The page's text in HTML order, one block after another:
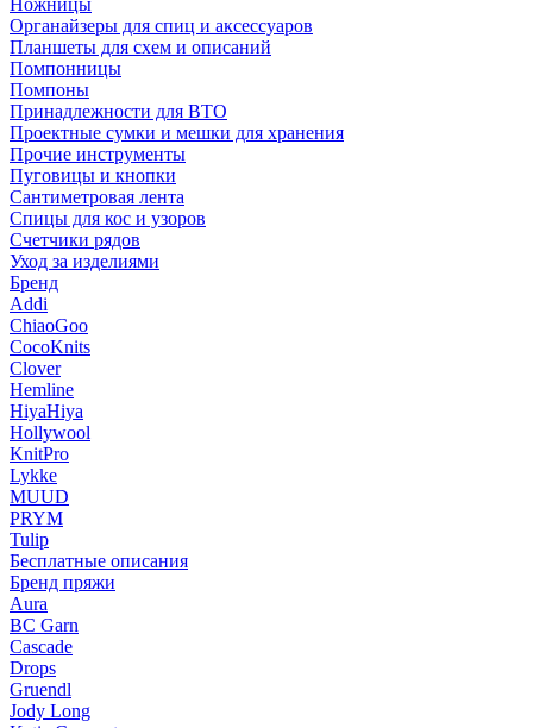
Ножницы
Органайзеры для спиц и аксессуаров
Планшеты для схем и описаний
Помпонницы
Помпоны
Принадлежности для ВТО
Проектные сумки и мешки для хранения
Прочие инструменты
Пуговицы и кнопки
Сантиметровая лента
Спицы для кос и узоров
Счетчики рядов
Уход за изделиями
Бренд
Addi
ChiaoGoo
CocoKnits
Clover
Hemline
HiyaHiya
Hollywool
KnitPro
Lykke
MUUD
PRYM
Tulip
Бесплатные описания
Бренд пряжи
Aura
BC Garn
Cascade
Drops
Gruendl
Jody Long